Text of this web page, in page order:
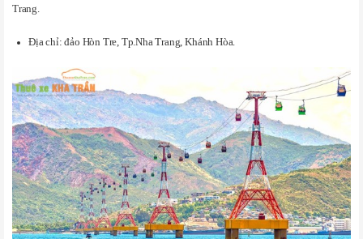
Trang.
Địa chỉ: đảo Hòn Tre, Tp.Nha Trang, Khánh Hòa.